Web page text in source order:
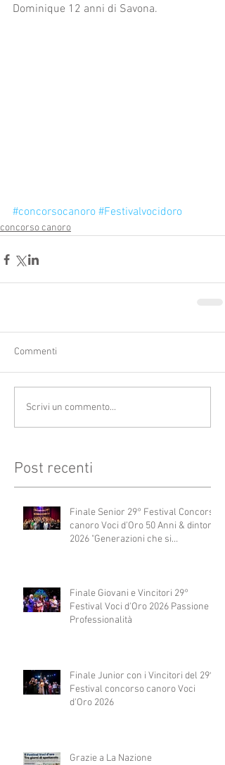
Dominique 12 anni di Savona.
#concorsocanoro #Festivalvocidoro
concorso canoro
Commenti
Scrivi un commento...
Post recenti
Finale Senior 29° Festival Concorso
canoro Voci d'Oro 50 Anni & dintorni
2026 "Generazioni che si
Finale Giovani e Vincitori 29°
Festival Voci d'Oro 2026 Passione e
Professionalità
Finale Junior con i Vincitori del 29°
Festival concorso canoro Voci
d'Oro 2026
Grazie a La Nazione